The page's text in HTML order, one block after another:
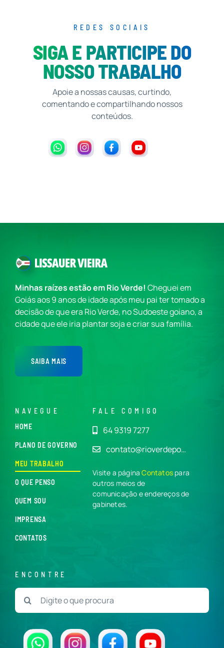
REDES SOCIAIS
SIGA E PARTICIPE DO
NOSSO TRABALHO
Apoie a nossas causas, curtindo,
comentando e compartilhando nossos
conteúdos.
Minhas raízes estão em Rio Verde! Cheguei em
Goiás aos 9 anos de idade após meu pai ter tomado a
decisão de que era Rio Verde, no Sudoeste goiano, a
cidade que ele iria plantar soja e criar sua família.
SAIBA MAIS
NAVEGUE
HOME
PLANO DE GOVERNO
MEU TRABALHO
O QUE PENSO
QUEM SOU
IMPRENSA
CONTATOS
FALE COMIGO
64 9319 7277
contato@rioverdepo…
Visite a páginaContatos para
outros meios de
comunicação e endereços de
gabinetes.
ENCONTRE
Buscar
resultados